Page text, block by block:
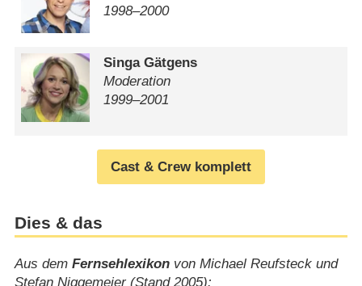
1998⁠–⁠2000
Singa Gätgens
Moderation
1999⁠–⁠2001
Cast & Crew komplett
Dies & das
Aus dem Fernsehlexikonvon Michael Reufsteck und
Stefan Niggemeier (Stand 2005):